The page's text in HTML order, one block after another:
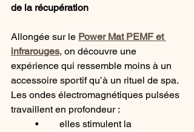
de la récupération
Allongée sur le Power Mat PEMF et
infrarouges, on découvre une
expérience qui ressemble moins à un
accessoire sportif qu’à un rituel de spa.
Les ondes électromagnétiques pulsées
travaillent en profondeur :
	•	elles stimulent la